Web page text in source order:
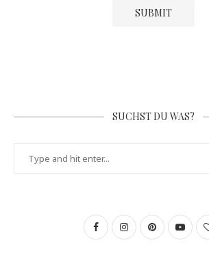
SUCHST DU WAS?